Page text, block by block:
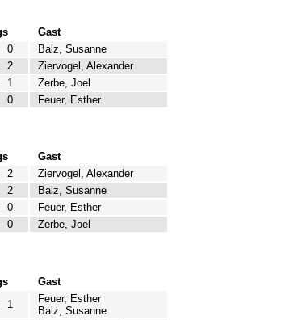
Gast
0
Balz, Susanne
2
Ziervogel, Alexander
1
Zerbe, Joel
0 Feuer, Esther
Gast
2
Ziervogel, Alexander
2
Balz, Susanne
0
Feuer, Esther
0 Zerbe, Joel
Gast
1
Feuer, Esther
Balz, Susanne